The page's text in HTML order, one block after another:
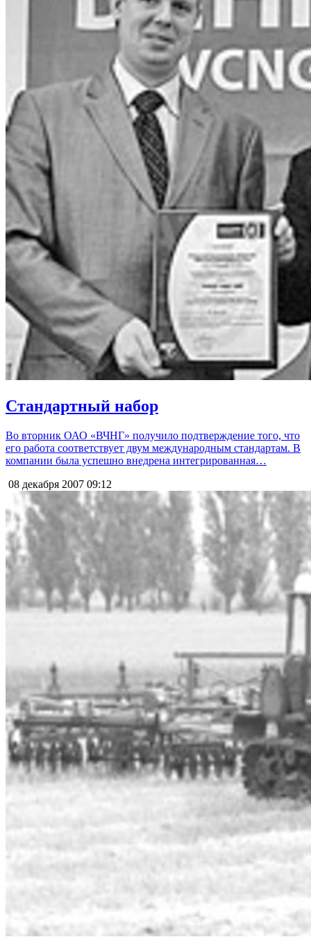
Стандартный набор
Во вторник ОАО «ВЧНГ» получило подтверждение того, что
его работа соответствует двум международным стандартам. В
компании была успешно внедрена интегрированная…
08 декабря 2007 09:12